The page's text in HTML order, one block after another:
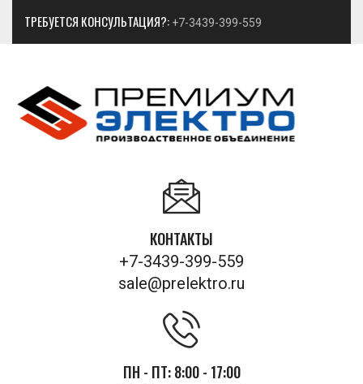
ТРЕБУЕТСЯ КОНСУЛЬТАЦИЯ?: +7-3439-399-559
КОНТАКТЫ
+7-3439-399-559
sale@prelektro.ru
ПН - ПТ: 8:00 - 17:00